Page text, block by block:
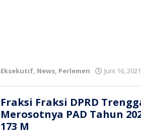
Eksekutif, News, Perlemen Juni 16, 2021
Fraksi Fraksi DPRD
Merosotnya PAD Tahun
173 M